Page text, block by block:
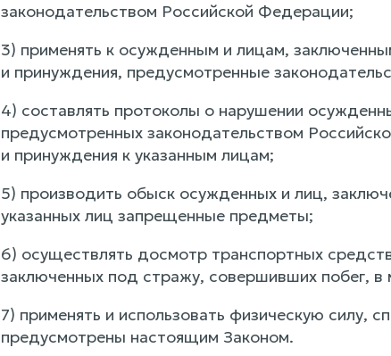
законодательством Российской Федерации;
3) применять к осужденным и лицам,
и принуждения, предусмотренные
4) составлять протоколы о нарушении
предусмотренных законодательством
и принуждения к указанным лицам;
5) производить обыск осужденных и лиц,
указанных лиц запрещенные предметы;
6) осуществлять досмотр транспортных
заключенных под стражу, совершивших побег, в
7) применять и использовать физическую силу,
предусмотрены настоящим Законом.